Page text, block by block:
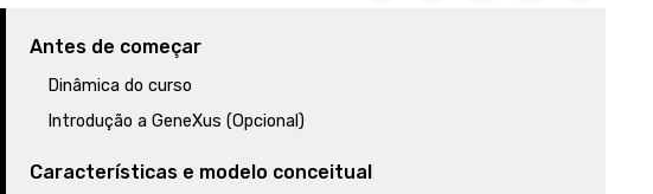
Antes de começar
Dinâmica do curso
Introdução a GeneXus (Opcional)
Características e modelo conceitual